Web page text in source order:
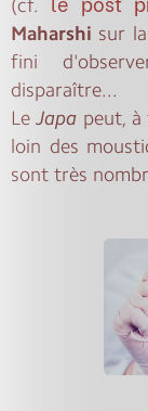
(cf.
Maharshi sur
fini
disparaître...
LeJapa peut,
loin des
sont très